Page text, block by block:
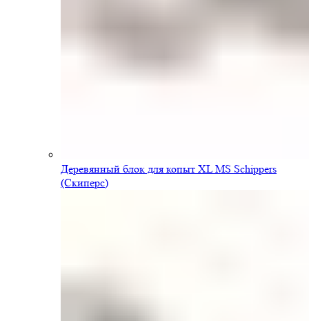
Деревянный блок для копыт XL MS Schippers
(Скиперс)